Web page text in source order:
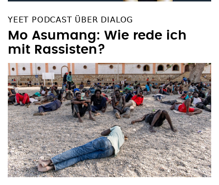
YEET PODCAST ÜBER DIALOG
Mo Asumang: Wie rede ich
mit Rassisten?